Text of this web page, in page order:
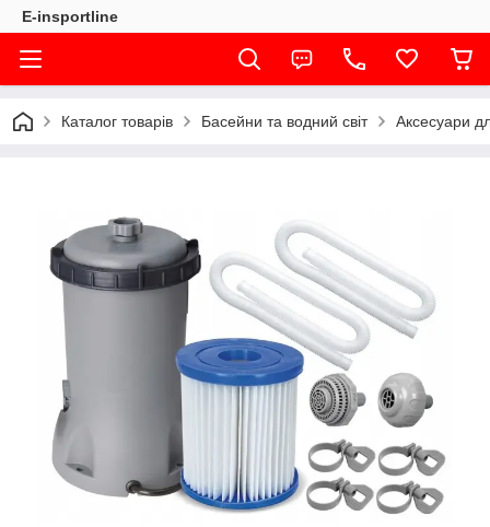
E-insportline
Каталог товарів Басейни та водний світ Аксесуари